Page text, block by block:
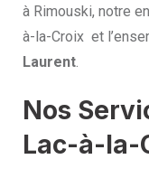
à Rimouski, notre
à-la-Croix et
Laurent.
Nos
Lac-à-la-